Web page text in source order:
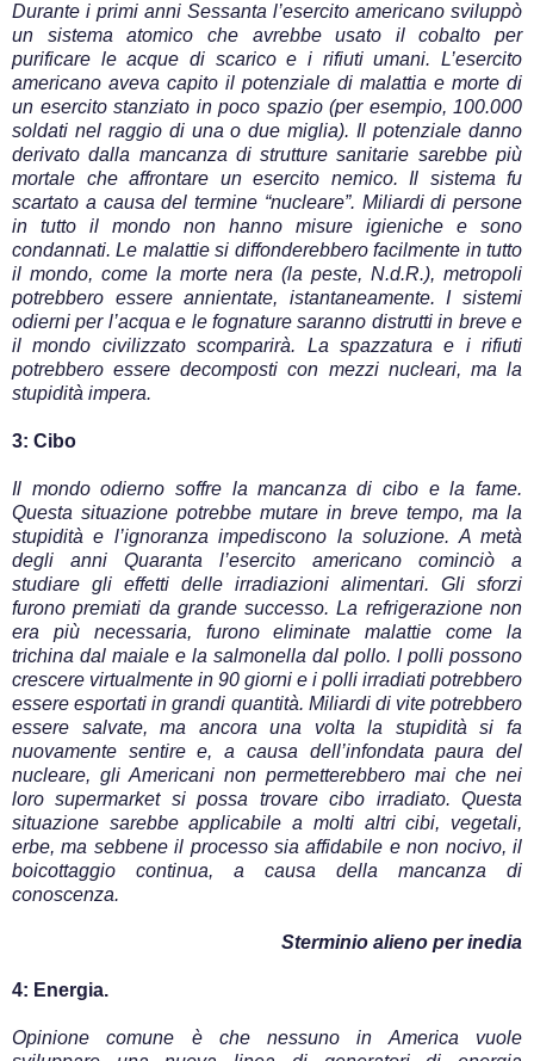
Durante i primi anni Sessanta l’esercito americano sviluppò
un sistema atomico che avrebbe usato il cobalto per
purificare le acque di scarico e i rifiuti umani. L’esercito
americano aveva capito il potenziale di malattia e morte di
un esercito stanziato in poco spazio (per esempio, 100.000
soldati nel raggio di una o due miglia). Il potenziale danno
derivato dalla mancanza di strutture sanitarie sarebbe più
mortale che affrontare un esercito nemico. Il sistema fu
scartato a causa del termine “nucleare”. Miliardi di persone
in tutto il mondo non hanno misure igieniche e sono
condannati. Le malattie si diffonderebbero facilmente in tutto
il mondo, come la morte nera (la peste, N.d.R.), metropoli
potrebbero essere annientate, istantaneamente. I sistemi
odierni per l’acqua e le fognature saranno distrutti in breve e
il mondo civilizzato scomparirà. La spazzatura e i rifiuti
potrebbero essere decomposti con mezzi nucleari, ma la
stupidità impera.
3: Cibo
Il mondo odierno soffre la mancanza di cibo e la fame.
Questa situazione potrebbe mutare in breve tempo, ma la
stupidità e l’ignoranza impediscono la soluzione. A metà
degli anni Quaranta l’esercito americano cominciò a
studiare gli effetti delle irradiazioni alimentari. Gli sforzi
furono premiati da grande successo. La refrigerazione non
era più necessaria, furono eliminate malattie come la
trichina dal maiale e la salmonella dal pollo. I polli possono
crescere virtualmente in 90 giorni e i polli irradiati potrebbero
essere esportati in grandi quantità. Miliardi di vite potrebbero
essere salvate, ma ancora una volta la stupidità si fa
nuovamente sentire e, a causa dell’infondata paura del
nucleare, gli Americani non permetterebbero mai che nei
loro supermarket si possa trovare cibo irradiato. Questa
situazione sarebbe applicabile a molti altri cibi, vegetali,
erbe, ma sebbene il processo sia affidabile e non nocivo, il
boicottaggio continua, a causa della mancanza di
conoscenza.
Sterminio alieno per inedia
4: Energia.
Opinione comune è che nessuno in America vuole